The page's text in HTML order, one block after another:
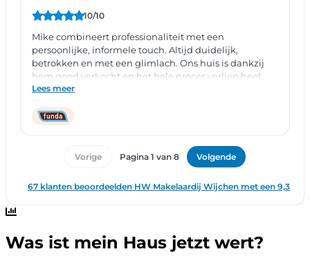
Was ist mein Haus jetzt wert?